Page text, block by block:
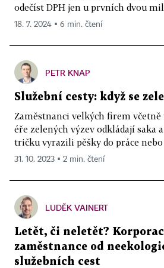
odečíst DPH jen u prvních dvou
18. 7. 2024 ▪ 6 min. čtení
PETR KNAP
Služební cesty: když se
Zaměstnanci velkých firem
éře zelených výzev odkládají saka
tričku vyrazili pěšky do práce nebo
31. 10. 2023 ▪ 2 min. čtení
LUDĚK VAINERT
Letět, či neletět?
zaměstnance od
služebních cest